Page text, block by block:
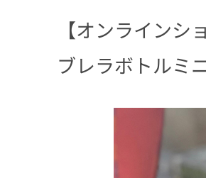
【オンライン
ブレラボトルミ